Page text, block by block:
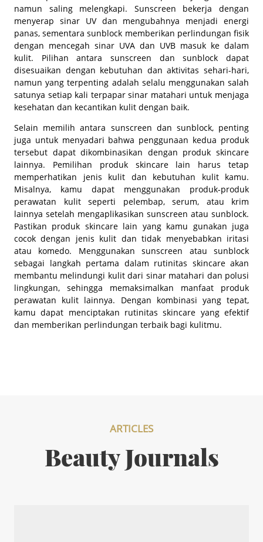
namun saling melengkapi. Sunscreen bekerja dengan
menyerap sinar UV dan mengubahnya menjadi energi
panas, sementara sunblock memberikan perlindungan fisik
dengan mencegah sinar UVA dan UVB masuk ke dalam
kulit. Pilihan antara sunscreen dan sunblock dapat
disesuaikan dengan kebutuhan dan aktivitas sehari-hari,
namun yang terpenting adalah selalu menggunakan salah
satunya setiap kali terpapar sinar matahari untuk menjaga
kesehatan dan kecantikan kulit dengan baik.
Selain memilih antara sunscreen dan sunblock, penting
juga untuk menyadari bahwa penggunaan kedua produk
tersebut dapat dikombinasikan dengan produk skincare
lainnya. Pemilihan produk skincare lain harus tetap
memperhatikan jenis kulit dan kebutuhan kulit kamu.
Misalnya, kamu dapat menggunakan produk-produk
perawatan kulit seperti pelembap, serum, atau krim
lainnya setelah mengaplikasikan sunscreen atau sunblock.
Pastikan produk skincare lain yang kamu gunakan juga
cocok dengan jenis kulit dan tidak menyebabkan iritasi
atau komedo. Menggunakan sunscreen atau sunblock
sebagai langkah pertama dalam rutinitas skincare akan
membantu melindungi kulit dari sinar matahari dan polusi
lingkungan, sehingga memaksimalkan manfaat produk
perawatan kulit lainnya. Dengan kombinasi yang tepat,
kamu dapat menciptakan rutinitas skincare yang efektif
dan memberikan perlindungan terbaik bagi kulitmu.
ARTICLES
Beauty Journals